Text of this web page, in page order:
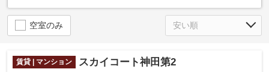
空室のみ
賃貸 | マンション スカイコート神田第2